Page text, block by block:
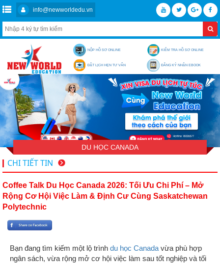
info@newworldedu.vn
NỘP HỒ SƠ ONLINE KIỂM TRA HỒ SƠ ONLINE
ĐẶT LỊCH HẸN TƯ VẤN ĐĂNG KÝ NHẬN EBOOK
DU HỌC CANADA
CHI TIẾT TIN
Coffee Talk Du Học Canada 2026: Tối Ưu Chi Phí – Mở
Rộng Cơ Hội Việc Làm & Định Cư Cùng Saskatchewan
Polytechnic
Bạn đang tìm kiếm một lộ trình du học Canada vừa phù hợp
ngân sách, vừa rộng mở cơ hội việc làm sau tốt nghiệp và tối